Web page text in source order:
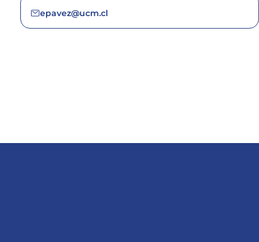
epavez@ucm.cl